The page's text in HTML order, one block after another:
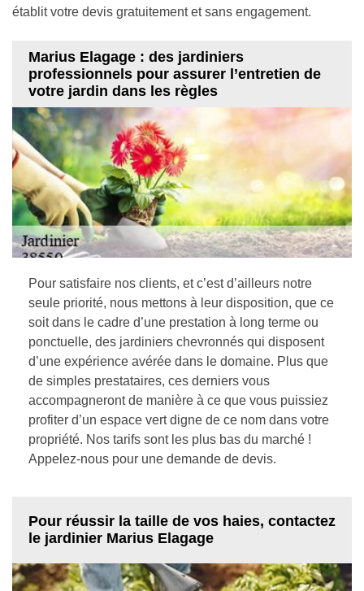
établit votre devis gratuitement et sans engagement.
Marius Elagage : des jardiniers
professionnels pour assurer l’entretien de
votre jardin dans les règles
Pour satisfaire nos clients, et c’est d’ailleurs notre
seule priorité, nous mettons à leur disposition, que ce
soit dans le cadre d’une prestation à long terme ou
ponctuelle, des jardiniers chevronnés qui disposent
d’une expérience avérée dans le domaine. Plus que
de simples prestataires, ces derniers vous
accompagneront de manière à ce que vous puissiez
profiter d’un espace vert digne de ce nom dans votre
propriété. Nos tarifs sont les plus bas du marché !
Appelez-nous pour une demande de devis.
Pour réussir la taille de vos haies, contactez
le jardinier Marius Elagage